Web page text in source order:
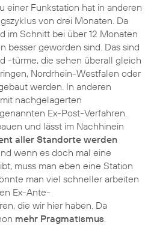
einer Funkstation hat in anderen
von drei Monaten. Da
im Schnitt bei über 12 Monaten
besser geworden sind. Das sind
-türme, die sehen überall gleich
Nordrhein-Westfalen oder
werden. In anderen
nachgelagerten
Ex-Post-Verfahren.
und lässt im Nachhinein
aller Standorte werden
wenn es doch mal eine
muss man eben eine Station
man viel schneller arbeiten
Ex-Ante-
die wir hier haben. Da
mehr Pragmatismus